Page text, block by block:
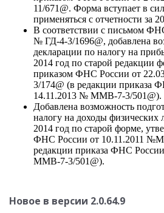
11/671@. Форма вступает в
применяться с отчетности за
В соответствии с письмом
№ ГД-4-3/1696@, добавлена
декларации по налогу на
2014 год по старой редакции
приказом ФНС России от
3/174@ (в редакции приказа
14.11.2013 № ММВ-7-3/501@).
Добавлена возможность
налогу на доходы
2014 год по старой форме,
ФНС России от 10.11.2011
редакции приказа ФНС
ММВ-7-3/501@).
Новое в версии 2.0.64.9